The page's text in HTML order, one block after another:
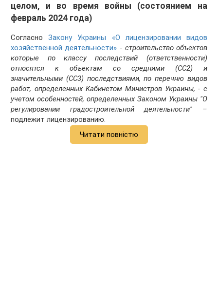
целом, и во время войны (состоянием на
февраль 2024 года)
СогласноЗакону Украины «О лицензировании видов
хозяйственной деятельности» - строительство объектов
которые по классу последствий (ответственности)
относятся к объектам со средними (СС2) и
значительными (СС3) последствиями, по перечню видов
работ, определенных Кабинетом Министров Украины, - с
учетом особенностей, определенных Законом Украины "О
регулировании градостроительной деятельности" –
подлежит лицензированию.
Читати повністю